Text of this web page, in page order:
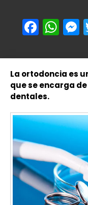
La ortodoncia es
que se encarga
dentales.